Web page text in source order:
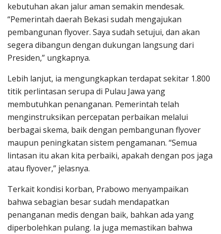
kebutuhan akan jalur aman semakin mendesak.
“Pemerintah daerah Bekasi sudah mengajukan
pembangunan flyover. Saya sudah setujui, dan akan
segera dibangun dengan dukungan langsung dari
Presiden,” ungkapnya.
Lebih lanjut, ia mengungkapkan terdapat sekitar 1.800
titik perlintasan serupa di Pulau Jawa yang
membutuhkan penanganan. Pemerintah telah
menginstruksikan percepatan perbaikan melalui
berbagai skema, baik dengan pembangunan flyover
maupun peningkatan sistem pengamanan. “Semua
lintasan itu akan kita perbaiki, apakah dengan pos jaga
atau flyover,” jelasnya.
Terkait kondisi korban, Prabowo menyampaikan
bahwa sebagian besar sudah mendapatkan
penanganan medis dengan baik, bahkan ada yang
diperbolehkan pulang. Ia juga memastikan bahwa